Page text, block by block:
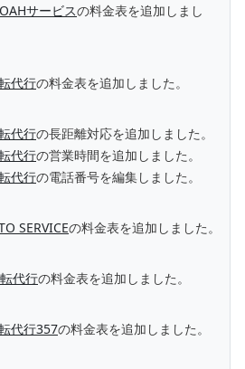
サービスの料金表を追加しまし
代行の料金表を追加しました。
代行の長距離対応を追加しました。
代行の営業時間を追加しました。
代行の電話番号を編集しました。
SERVICEの料金表を追加しました。
代行の料金表を追加しました。
代行357の料金表を追加しました。